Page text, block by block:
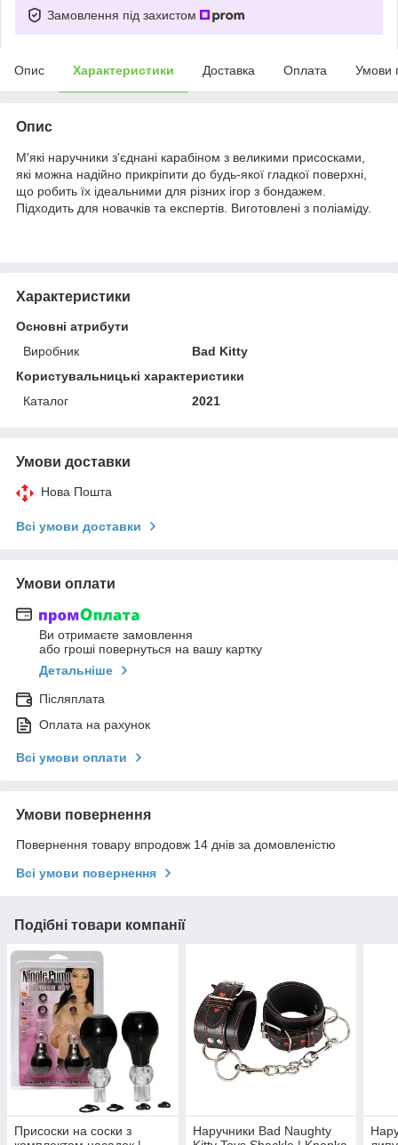
Замовлення під захистом
Опис Характеристики Доставка Оплата Умови
Опис
М'які наручники з'єднані карабіном з великими присосками,
які можна надійно прикріпити до будь-якої гладкої поверхні,
що робить їх ідеальними для різних ігор з бондажем.
Підходить для новачків та експертів. Виготовлені з поліаміду.
Характеристики
Основні атрибути
Виробник
Bad Kitty
Користувальницькі характеристики
Каталог
2021
Умови доставки
Нова Пошта
Всі умови доставки
Умови оплати
Ви отримаєте замовлення
або гроші повернуться на вашу картку
Детальніше
Післяплата
Оплата на рахунок
Всі умови оплати
Умови повернення
Повернення товару впродовж 14 днів за домовленістю
Всі умови повернення
Подібні товари компанії
Присоски на соски з
Наручники Bad Naughty